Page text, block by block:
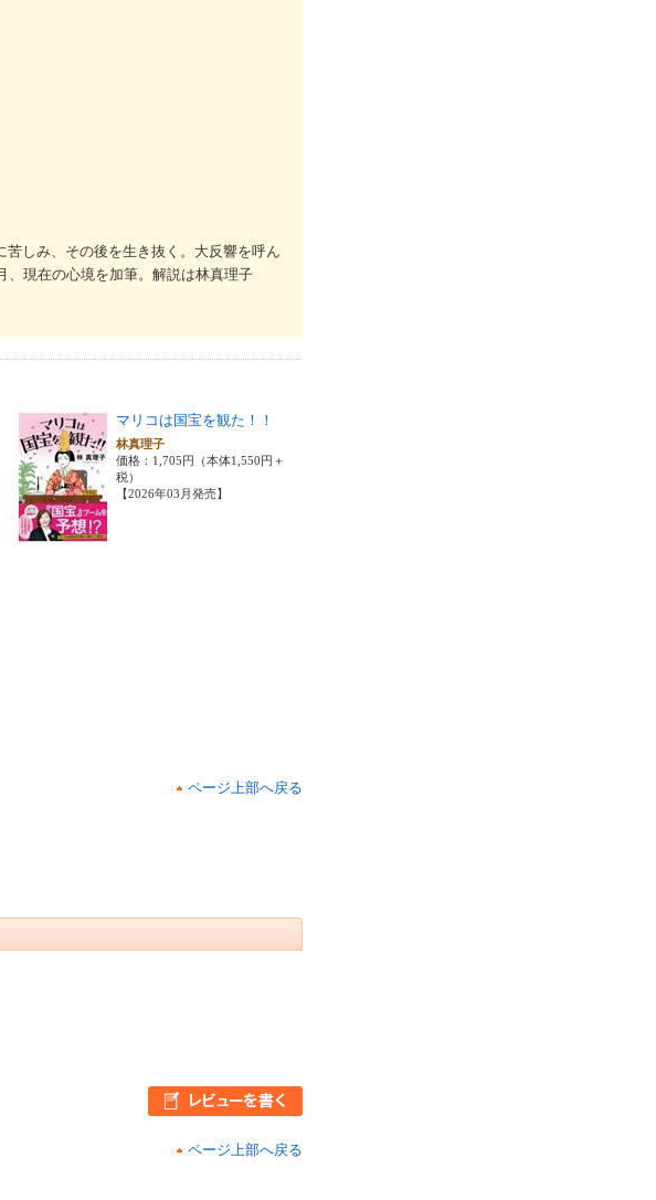
しみ、その後を生き抜く。大反響を呼ん
、現在の心境を加筆。解説は林真理子
マリコは国宝を観た！！
林真理子
価格：1,705円（本体1,550円＋
税）
【2026年03月発売】
ページ上部へ戻る
ページ上部へ戻る